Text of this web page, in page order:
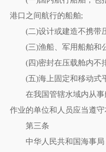
港口之间航行的船舶;
(二)设计或建造不携带
(三)渔船、军用船舶和
(四)密封在压载舱内不
(五)海上固定和移动式平
在我国管辖水域内从事
作业的单位和人员应当遵守
第三条
中华人民共和国海事局